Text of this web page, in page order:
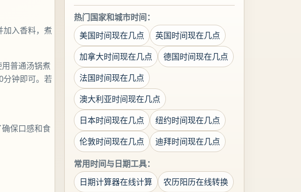
加入香料，煮
普通汤锅煮
分钟即可。若
保口感和食
热门国家和城市时间：
美国时间现在几点
英国时间现在几点
加拿大时间现在几点
德国时间现在几点
法国时间现在几点
澳大利亚时间现在几点
日本时间现在几点
纽约时间现在几点
伦敦时间现在几点
迪拜时间现在几点
常用时间与日期工具：
日期计算器在线计算
农历阳历在线转换